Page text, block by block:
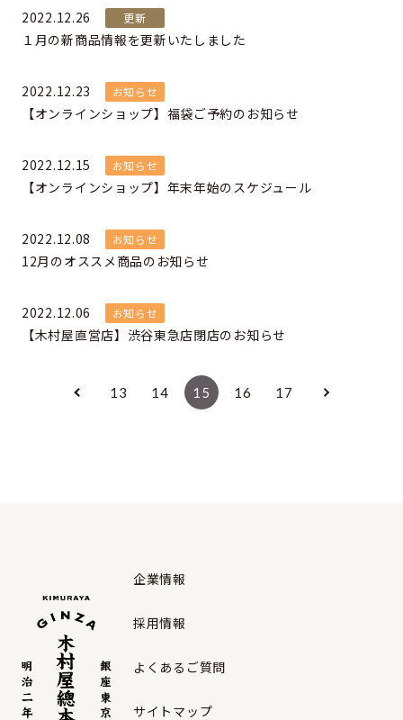
2022.12.26 更新
１月の新商品情報を更新いたしました
2022.12.23 お知らせ
【オンラインショップ】福袋ご予約のお知らせ
2022.12.15 お知らせ
【オンラインショップ】年末年始のスケジュール
2022.12.08 お知らせ
12月のオススメ商品のお知らせ
2022.12.06 お知らせ
【木村屋直営店】渋谷東急店閉店のお知らせ
13 14 15 16 17
企業情報
採用情報
よくあるご質問
サイトマップ